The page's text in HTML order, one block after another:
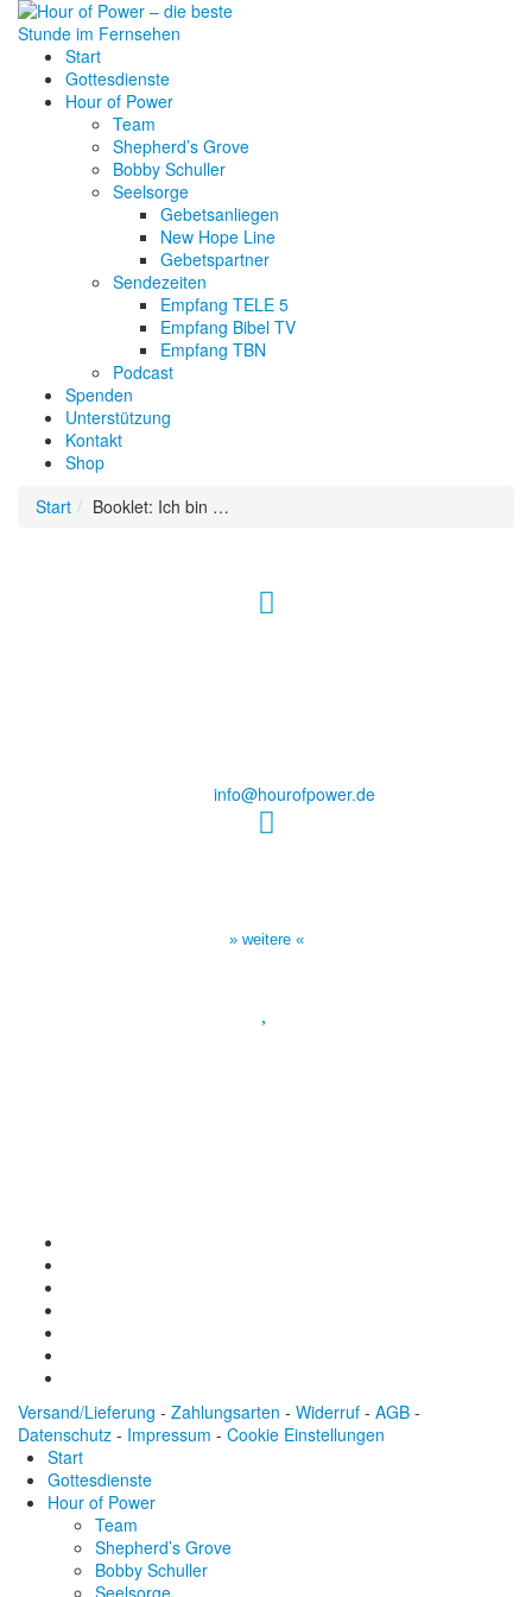
Start
Gottesdienste
Hour of Power
Team
Shepherd’s Grove
Bobby Schuller
Seelsorge
Gebetsanliegen
New Hope Line
Gebetspartner
Sendezeiten
Empfang TELE 5
Empfang Bibel TV
Empfang TBN
Podcast
Spenden
Unterstützung
Kontakt
Shop
Start
Booklet: Ich bin …
info@hourofpower.de
» weitere «
Versand/Lieferung - Zahlungsarten - Widerruf - AGB -
Datenschutz - Impressum - Cookie Einstellungen
Start
Gottesdienste
Hour of Power
Team
Shepherd’s Grove
Bobby Schuller
Seelsorge